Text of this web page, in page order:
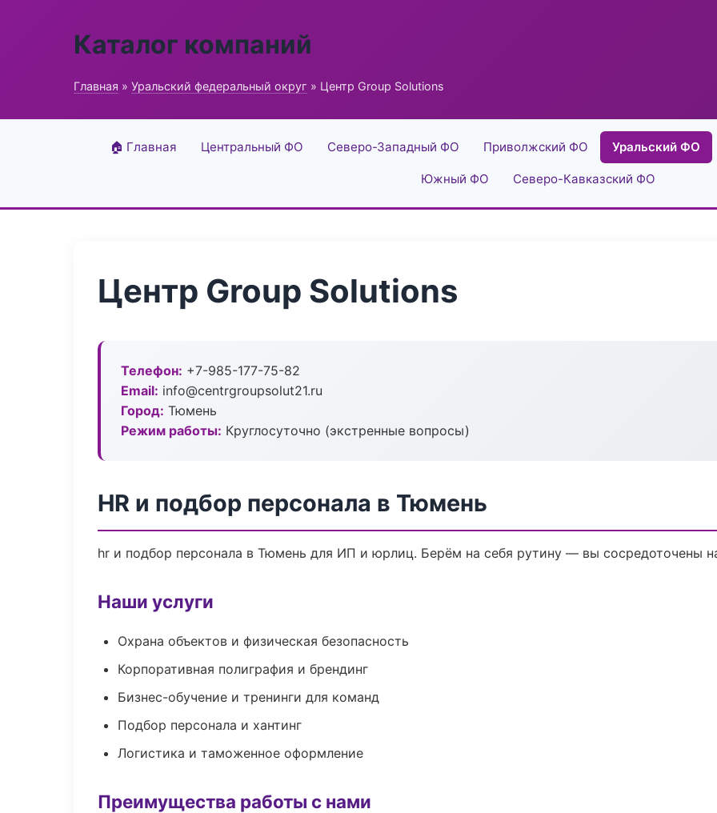
Каталог компаний
Главная » Уральский федеральный округ » Центр Group Solutions
🏠 Главная Центральный ФО Северо-Западный ФО Приволжский ФО Уральский ФО
Южный ФО Северо-Кавказский ФО
Центр Group Solutions
Телефон: +7-985-177-75-82
Email: info@centrgroupsolut21.ru
Город: Тюмень
Режим работы: Круглосуточно (экстренные вопросы)
HR и подбор персонала в Тюмень
hr и подбор персонала в Тюмень для ИП и юрлиц. Берём на себя рутину — вы сосредоточены
Наши услуги
Охрана объектов и физическая безопасность
Корпоративная полиграфия и брендинг
Бизнес-обучение и тренинги для команд
Подбор персонала и хантинг
Логистика и таможенное оформление
Преимущества работы с нами